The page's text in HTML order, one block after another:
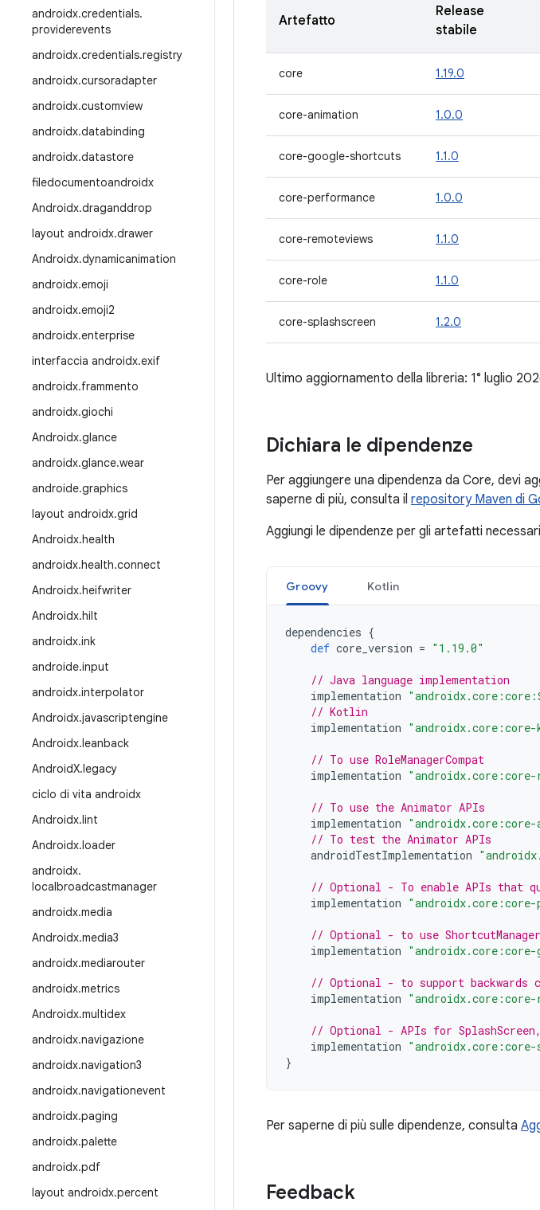
androidx.credentials.
providerevents
androidx.credentials.registry
androidx.cursoradapter
androidx.customview
androidx.databinding
androidx.datastore
filedocumentoandroidx
Androidx.draganddrop
layout androidx.drawer
Androidx.dynamicanimation
androidx.emoji
androidx.emoji2
androidx.enterprise
interfaccia androidx.exif
androidx.frammento
androidx.giochi
Androidx.glance
androidx.glance.wear
androide.graphics
layout androidx.grid
Androidx.health
androidx.health.connect
Androidx.heifwriter
Androidx.hilt
androidx.ink
androide.input
androidx.interpolator
Androidx.javascriptengine
Androidx.leanback
AndroidX.legacy
ciclo di vita androidx
Androidx.lint
Androidx.loader
androidx.
localbroadcastmanager
androidx.media
Androidx.media3
androidx.mediarouter
androidx.metrics
Androidx.multidex
androidx.navigazione
androidx.navigation3
androidx.navigationevent
androidx.paging
androidx.palette
androidx.pdf
layout androidx.percent
Artefatto
Release
stabile
core 1.19.0
core-animation 1.0.0
core-google-shortcuts 1.1.0
core-performance 1.0.0
core-remoteviews 1.1.0
core-role 1.1.0
core-splashscreen 1.2.0
Ultimo aggiornamento della libreria: 1° luglio
Dichiara le dipendenze
Per aggiungere una dipendenza da Core, devi
saperne di più, consulta il repository Maven di
Aggiungi le dipendenze per gli artefatti
Groovy Kotlin
dependencies {
def core_version = "1.19.0"
// Java language implementation
implementation
// Kotlin
implementation
// To use RoleManagerCompat
implementation
// To use the Animator APIs
implementation
// To test the Animator APIs
androidTestImplementation
// Optional - To enable APIs that
implementation "androidx.core:core-
// Optional - to use
implementation
// Optional - to support backwards
implementation "androidx.core:core-
// Optional - APIs for
implementation
}
Per saperne di più sulle dipendenze, consulta
Feedback